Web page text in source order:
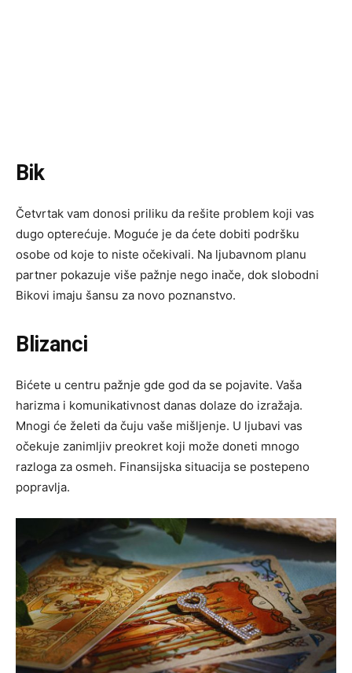
Bik
Četvrtak vam donosi priliku da rešite problem koji vas
dugo opterećuje. Moguće je da ćete dobiti podršku
osobe od koje to niste očekivali. Na ljubavnom planu
partner pokazuje više pažnje nego inače, dok slobodni
Bikovi imaju šansu za novo poznanstvo.
Blizanci
Bićete u centru pažnje gde god da se pojavite. Vaša
harizma i komunikativnost danas dolaze do izražaja.
Mnogi će želeti da čuju vaše mišljenje. U ljubavi vas
očekuje zanimljiv preokret koji može doneti mnogo
razloga za osmeh. Finansijska situacija se postepeno
popravlja.